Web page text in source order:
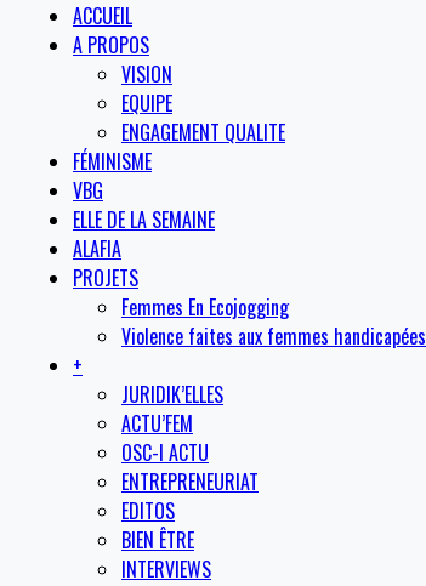
ACCUEIL
A PROPOS
VISION
EQUIPE
ENGAGEMENT QUALITE
FÉMINISME
VBG
ELLE DE LA SEMAINE
ALAFIA
PROJETS
Femmes En Ecojogging
Violence faites aux femmes handicapées
+
JURIDIK’ELLES
ACTU’FEM
OSC-I ACTU
ENTREPRENEURIAT
EDITOS
BIEN ÊTRE
INTERVIEWS